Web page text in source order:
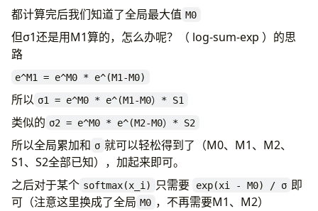
都计算完后我们知道了全局最大值 M0
但σ1还是用M1算的，怎么办呢？（ log-sum-exp ）的思
路
e^M1 = e^M0 * e^(M1-M0)
所以 σ1 = e^M0 * e^(M1-M0）* S1
类似的 σ2 = e^M0 * e^(M2-M0）* S2
所以全局累加和 σ 就可以轻松得到了（M0、M1、M2、
S1、S2全部已知），加起来即可。
之后对于某个 softmax(x_i) 只需要 exp(xi - M0) / σ 即
可（注意这里换成了全局 M0 ，不再需要M1、M2）